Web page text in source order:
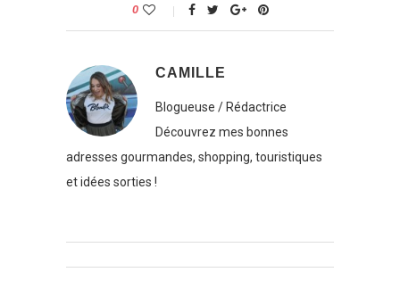
0
CAMILLE
Blogueuse / Rédactrice
Découvrez mes bonnes
adresses gourmandes, shopping, touristiques
et idées sorties !